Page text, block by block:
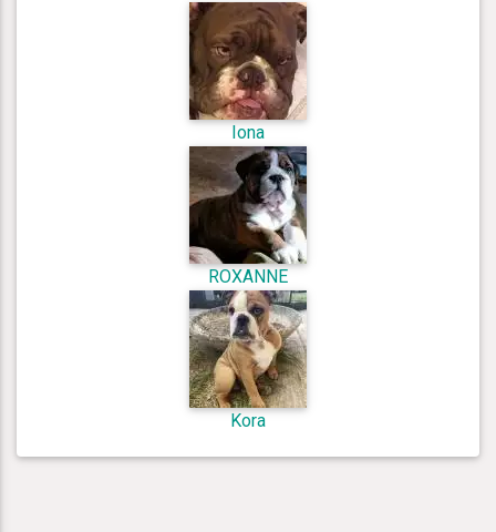
Iona
ROXANNE
Kora